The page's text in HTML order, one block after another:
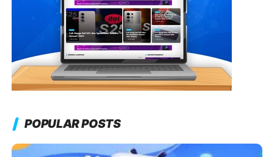
POPULAR POSTS